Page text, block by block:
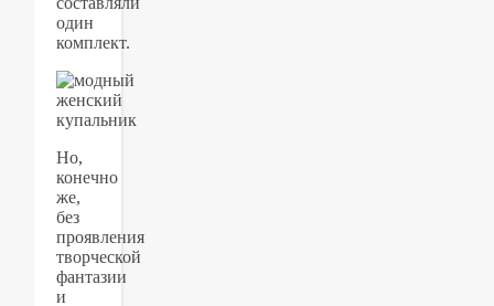
один
комплект.
Но,
конечно
же,
без
проявления
творческой
фантазии
и